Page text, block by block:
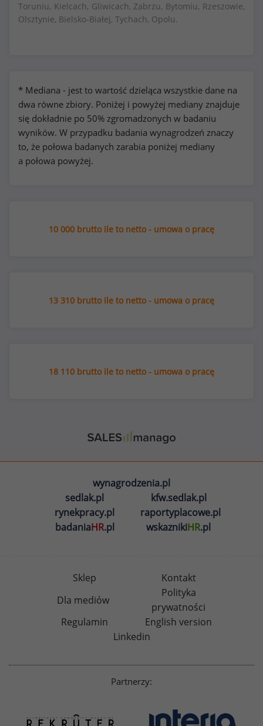
Toruniu, Kielcach, Gliwicach, Zabrzu, Bytomiu, Rzeszowie,
Olsztynie, Bielsko-Białej, Tychach, Opolu.
* Mediana - jest to wartość dzieląca wszystkie dane na
dwa równe zbiory. Poniżej i powyżej mediany znajduje
się dokładnie po 50% zgromadzonych w badaniu
wyników. W przypadku badania wynagrodzeń znaczy
to, że połowa badanych zarabia poniżej mediany
a połowa powyżej.
10 000 brutto ile to netto - umowa o pracę
13 310 brutto ile to netto - umowa o pracę
18 110 brutto ile to netto - umowa o pracę
wynagrodzenia.pl
sedlak.pl
kfw.sedlak.pl
rynekpracy.pl
raportyplacowe.pl
badaniaHR.pl wskaznikiHR.pl
Sklep
Kontakt
Dla mediów
Polityka
prywatności
Regulamin
English version
Linkedin
Partnerzy: